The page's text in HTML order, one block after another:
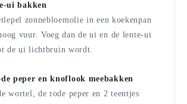
ui bakken
zonnebloemolie in een koekenpan
vuur. Voeg dan de ui en de lente-ui
de ui lichtbruin wordt.
peper en knoflook meebakken
wortel, de rode peper en 2 teentjes